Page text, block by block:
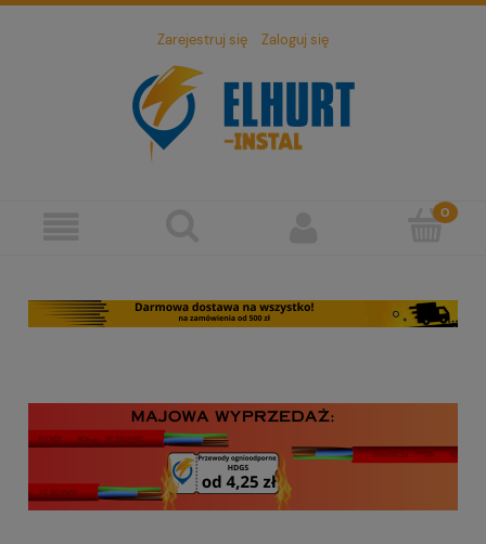
Zarejestruj się Zaloguj się